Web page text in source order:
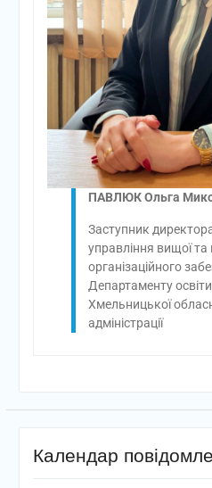
ПАВЛЮК Ольга
Заступник
управління вищої та
організаційного
Департаменту
Хмельницької
адміністрації
Календар